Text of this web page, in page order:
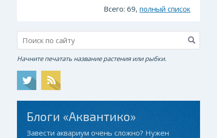
Всего: 69, полный список
Начните печатать название растения или рыбки.
Блоги «Аквантико»
Завести аквариум очень сложно? Нужен